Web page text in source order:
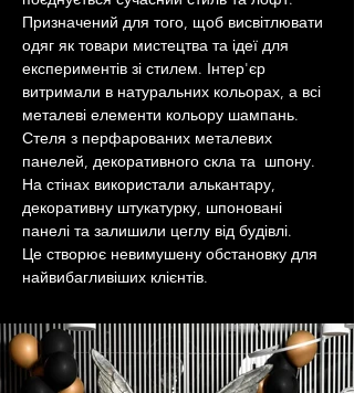
Призначений для того, щоб висвітлювати
одяг як товари мистецтва та ідеї для
експериментів зі стилем. Інтер'єр
витримали в натуральних кольорах, а всі
металеві елементи кольору шампань.
Стеля з перфарованих металевих
панелей, декоративного скла та  шпону.
На стінах використали алькантару,
декоративну штукатурку, шпоновані
панелі та залишили цеглу від будівлі.
Це створює невимушену обстановку для
найвибагливіших клієнтів.